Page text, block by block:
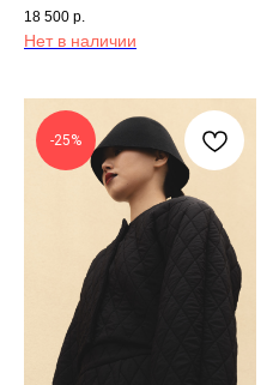
18 500 р.
Нет в наличии
-25%